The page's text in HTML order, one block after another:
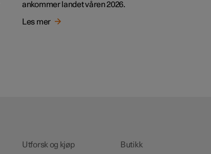
ankommer landet våren 2026.
Les mer
Utforsk og kjøp
Butikk